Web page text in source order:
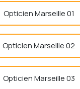
Opticien Marseille 01
Opticien Marseille 02
Opticien Marseille 03